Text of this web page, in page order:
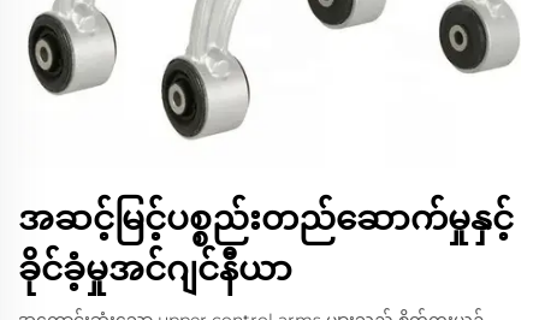
အဆင့်မြင့်ပစ္စည်းတည်ဆောက်မှုနှင့်
ခိုင်ခံ့မှုအင်ဂျင်နီယာ